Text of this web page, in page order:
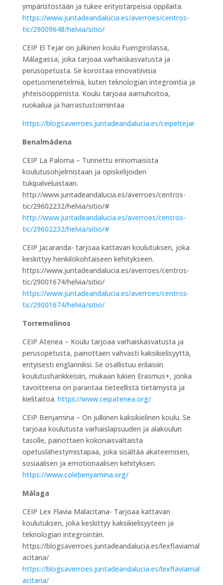
ympäristöstään ja tukee erityistarpeisia oppilaita.
https://www.juntadeandalucia.es/averroes/centros-
tic/29009648/helvia/sitio/
CEIP El Tejar on julkinen koulu Fuengirolassa,
Málagassa, joka tarjoaa varhaiskasvatusta ja
perusopetusta. Se korostaa innovatiivisia
opetusmenetelmiä, kuten teknologian integrointia ja
yhteisöoppimista. Koulu tarjoaa aamuhoitoa,
ruokailua ja harrastustoimintaa
https://blogsaverroes.juntadeandalucia.es/ceipeltejar
Benalmádena
CEIP La Paloma – Tunnettu erinomaisista
koulutusohjelmistaan ja opiskelijoiden
tukipalveluistaan.
http://www.juntadeandalucia.es/averroes/centros-
tic/29602232/helvia/sitio/#
http://www.juntadeandalucia.es/averroes/centros-
tic/29602232/helvia/sitio/#
CEIP Jacaranda- tarjoaa kattavan koulutuksen, joka
keskittyy henkilökohtaiseen kehitykseen.
https://www.juntadeandalucia.es/averroes/centros-
tic/29001674/helvia/sitio/
https://www.juntadeandalucia.es/averroes/centros-
tic/29001674/helvia/sitio/
Torremolinos
CEIP Atenea – Koulu tarjoaa varhaiskasvatusta ja
perusopetusta, painottaen vahvasti kaksikielisyyttä,
erityisesti englanniksi. Se osallistuu erilaisiin
koulutushankkeisiin, mukaan lukien Erasmus+, jonka
tavoitteena on parantaa tieteellistä tietämystä ja
kielitaitoa. https://www.ceipatenea.org/
CEIP Benjamina – On julkinen kaksikielinen koulu. Se
tarjoaa koulutusta varhaislapsuuden ja alakoulun
tasolle, painottaen kokonaisvaltaista
opetuslähestymistapaa, joka sisältää akateemisen,
sosiaalisen ja emotionaalisen kehityksen.
https://www.colebenyamina.org/
Málaga
CEIP Lex Flavia Malacitana- Tarjoaa kattavan
koulutuksen, joka keskittyy kaksikielisyyteen ja
teknologian integrointiin.
https://blogsaverroes.juntadeandalucia.es/lexflaviamal
acitana/
https://blogsaverroes.juntadeandalucia.es/lexflaviamal
acitana/